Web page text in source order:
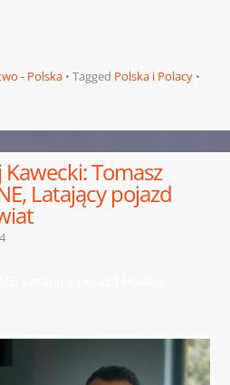
- Polska Tagged Polska i Polacy
Kawecki: Tomasz
Latający pojazd